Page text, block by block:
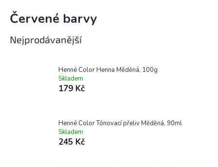
Červené barvy
Nejprodávanější
Henné Color Henna Měděná, 100g
Skladem
179 Kč
Henné Color Tónovací přeliv Měděná, 90ml
Skladem
245 Kč